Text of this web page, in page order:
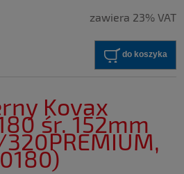
zawiera 23% VAT
do koszyka
Kovax
śr. 152mm